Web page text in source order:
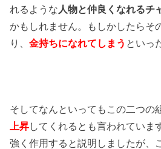
れるような 人物と仲良くなれるチ
かもしれません。もしかしたらそ
り、金持ちになれてしまう といっ
そしてなんといってもこの二つの
上昇してくれるとも言われていま
強く作用すると説明しましたが、